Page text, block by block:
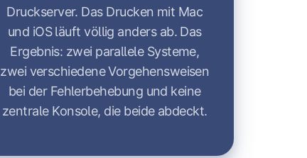
Druckserver. Das Drucken mit Mac
und iOS läuft völlig anders ab. Das
Ergebnis: zwei parallele Systeme,
zwei verschiedene Vorgehensweisen
bei der Fehlerbehebung und keine
zentrale Konsole, die beide abdeckt.